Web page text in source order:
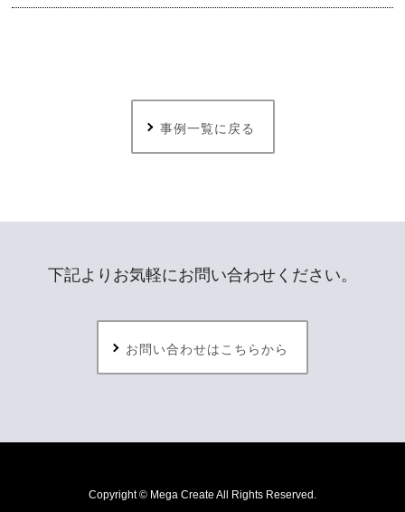
事例一覧に戻る
下記よりお気軽にお問い合わせください。
お問い合わせはこちらから
Copyright © Mega Create All Rights Reserved.